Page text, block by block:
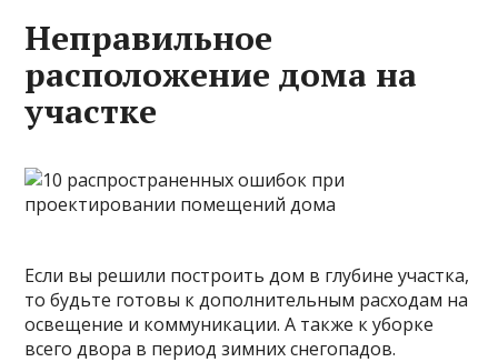
Неправильное
расположение дома на
участке
Если вы решили построить дом в глубине участка,
то будьте готовы к дополнительным расходам на
освещение и коммуникации. А также к уборке
всего двора в период зимних снегопадов.